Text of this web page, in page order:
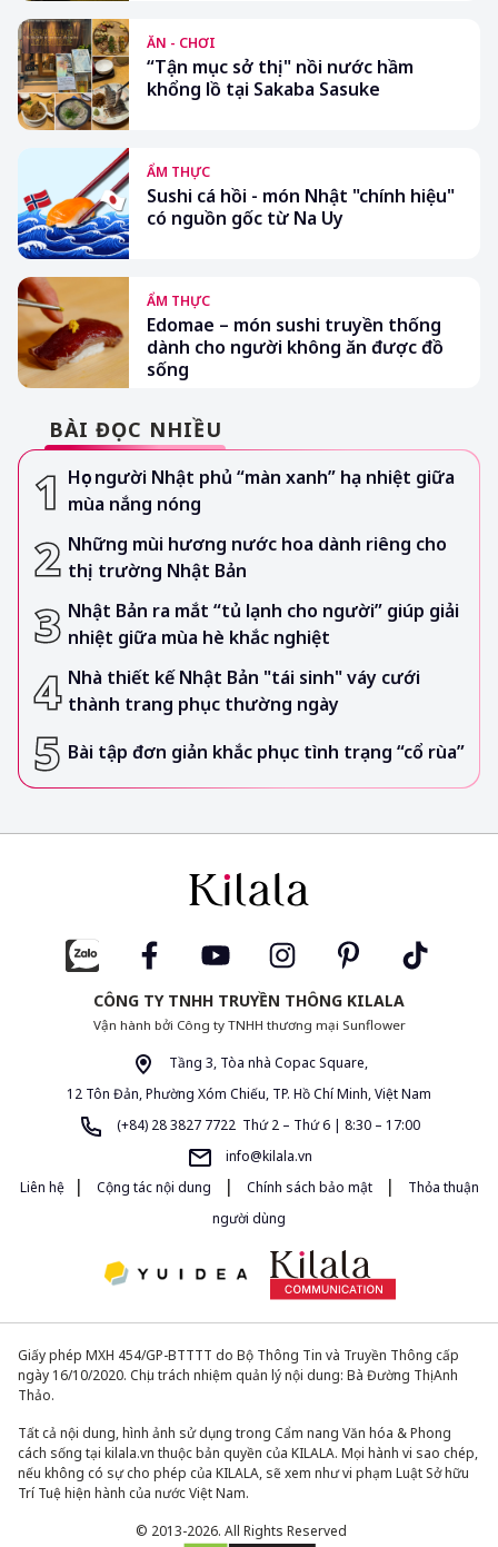
ĂN - CHƠI
“Tận mục sở thị" nồi nước hầm
khổng lồ tại Sakaba Sasuke
ẨM THỰC
Sushi cá hồi - món Nhật "chính hiệu"
có nguồn gốc từ Na Uy
ẨM THỰC
Edomae – món sushi truyền thống
dành cho người không ăn được đồ
sống
BÀI ĐỌC NHIỀU
Học người Nhật phủ “màn xanh” hạ nhiệt giữa
mùa nắng nóng
Những mùi hương nước hoa dành riêng cho
thị trường Nhật Bản
Nhật Bản ra mắt “tủ lạnh cho người” giúp giải
nhiệt giữa mùa hè khắc nghiệt
Nhà thiết kế Nhật Bản "tái sinh" váy cưới
thành trang phục thường ngày
Bài tập đơn giản khắc phục tình trạng “cổ rùa”
CÔNG TY TNHH TRUYỀN THÔNG KILALA
Vận hành bởi Công ty TNHH thương mại Sunflower
Tầng 3, Tòa nhà Copac Square,
12 Tôn Đản, Phường Xóm Chiếu, TP. Hồ Chí Minh, Việt Nam
(+84) 28 3827 7722 Thứ 2 – Thứ 6 | 8:30 – 17:00
info@kilala.vn
Liên hệ
| Cộng tác nội dung | Chính sách bảo mật |
Thỏa thuận
người dùng
Giấy phép MXH 454/GP-BTTTT do Bộ Thông Tin và Truyền Thông cấp
ngày 16/10/2020. Chịu trách nhiệm quản lý nội dung: Bà Đường Thị Anh
Thảo.
Tất cả nội dung, hình ảnh sử dụng trong Cẩm nang Văn hóa & Phong
cách sống tại kilala.vn thuộc bản quyền của KILALA. Mọi hành vi sao chép,
nếu không có sự cho phép của KILALA, sẽ xem như vi phạm Luật Sở hữu
Trí Tuệ hiện hành của nước Việt Nam.
© 2013-2026. All Rights Reserved